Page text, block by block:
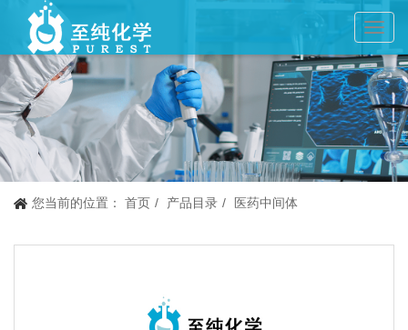
您当前的位置： 首页 产品目录 医药中间体